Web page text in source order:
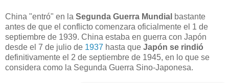
China "entró" en la Segunda Guerra Mundial bastante
antes de que el conflicto comenzara oficialmente el 1 de
septiembre de 1939. China estaba en guerra con Japón
desde el 7 de julio de 1937 hasta que Japón se rindió
definitivamente el 2 de septiembre de 1945, en lo que se
considera como la Segunda Guerra Sino-Japonesa.